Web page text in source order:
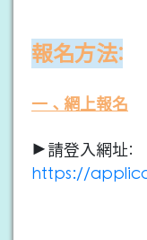
報名方法:
一、網上報名
▶請登入網址:
https://